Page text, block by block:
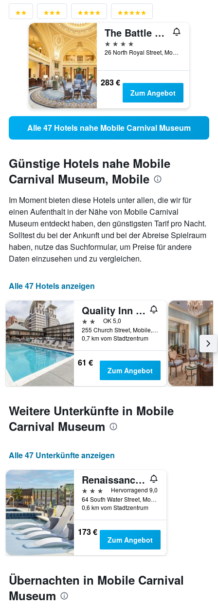
The Battle House Renaissance Mobile Hotel & Spa
4 Sterne
26 North Royal Street, Mobile, AL, USA
283 €
Zum Angebot
Alle 47 Hotels nahe Mobile Carnival Museum
Günstige Hotels nahe Mobile
Carnival Museum, Mobile
Im Moment bieten diese Hotels unter allen, die wir für
einen Aufenthalt in der Nähe von Mobile Carnival
Museum entdeckt haben, den günstigsten Tarif pro Nacht.
Solltest du bei der Ankunft und bei der Abreise Spielraum
haben, nutze das Suchformular, um Preise für andere
Daten einzusehen und zu vergleichen.
Alle 47 Hotels anzeigen
Quality Inn Downtown Historic District
2 SterneOK 5,0
255 Church Street, Mobile, AL, USA
0,7 km vom Stadtzentrum
61 €
Zum Angebot
Weitere Unterkünfte in Mobile
Carnival Museum
Alle 47 Unterkünfte anzeigen
Renaissance Mobile Riverview Plaza Hotel
3 Sterne
Hervorragend 9,0
64 South Water Street, Mobile, AL, USA
0,6 km vom Stadtzentrum
173 €
Zum Angebot
Übernachten in Mobile Carnival
Museum